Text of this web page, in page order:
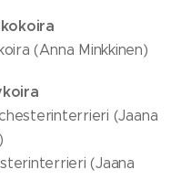
(Anna Minkkinen)
(Jaana
(Jaana